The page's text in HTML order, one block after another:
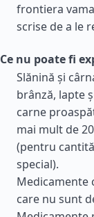
frontiera
scrise de a le
Ce nu poate fi
Slănină și
brânză, lapte
carne
mai mult de
(pentru
special).
Medicamente
care nu sunt